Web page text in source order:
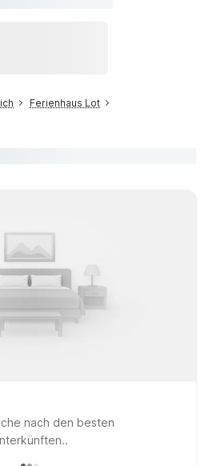
Ferienhaus Lot
nach den besten